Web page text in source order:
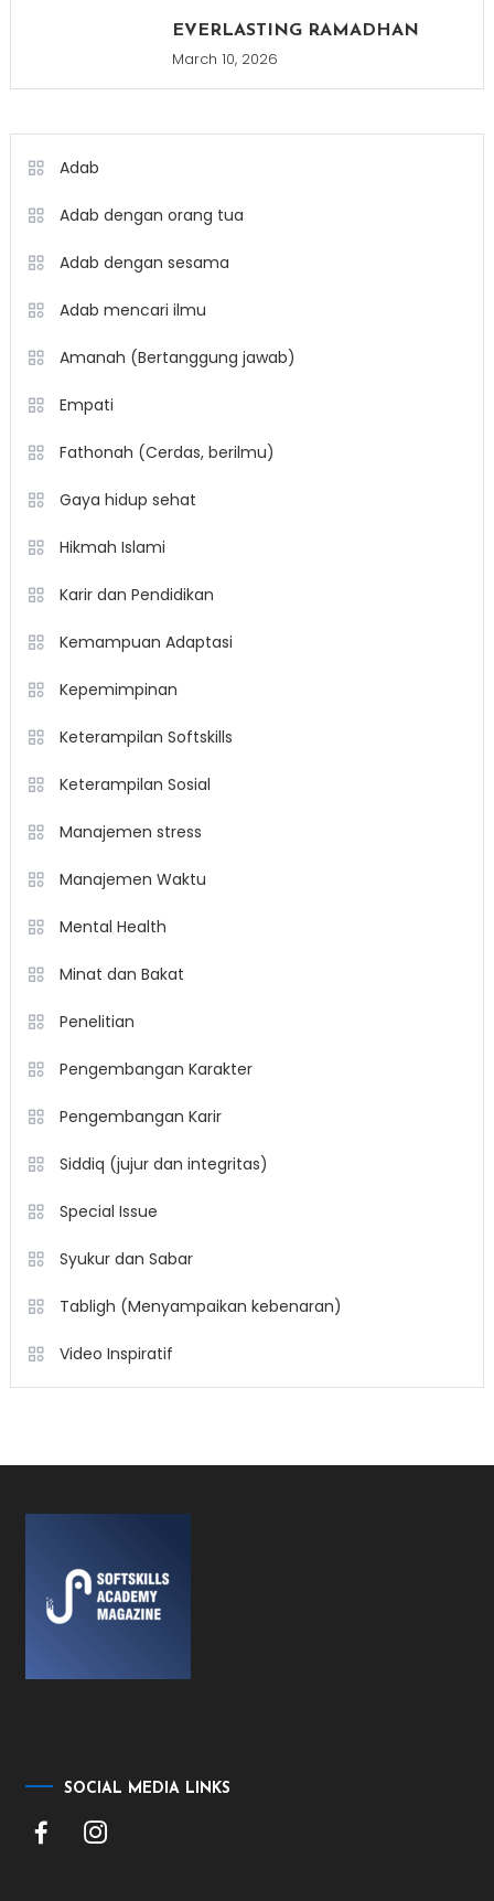
EVERLASTING RAMADHAN
March 10, 2026
Adab
Adab dengan orang tua
Adab dengan sesama
Adab mencari ilmu
Amanah (Bertanggung jawab)
Empati
Fathonah (Cerdas, berilmu)
Gaya hidup sehat
Hikmah Islami
Karir dan Pendidikan
Kemampuan Adaptasi
Kepemimpinan
Keterampilan Softskills
Keterampilan Sosial
Manajemen stress
Manajemen Waktu
Mental Health
Minat dan Bakat
Penelitian
Pengembangan Karakter
Pengembangan Karir
Siddiq (jujur dan integritas)
Special Issue
Syukur dan Sabar
Tabligh (Menyampaikan kebenaran)
Video Inspiratif
SOCIAL MEDIA LINKS